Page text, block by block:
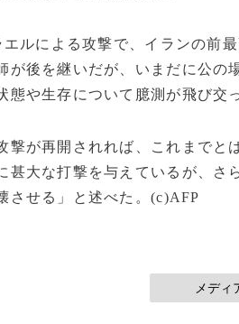
ルによる攻撃で、イランの前
が後を継いだが、いまだに公
態や生存について臆測が飛び交
撃が再開されれば、これまで
甚大な打撃を与えているが、さ
させる」と述べた。(c)AFP
メディ